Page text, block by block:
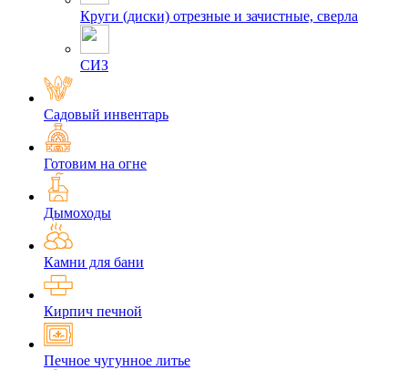
Круги (диски) отрезные и зачистные, сверла
СИЗ
Садовый инвентарь
Готовим на огне
Дымоходы
Камни для бани
Кирпич печной
Печное чугунное литье